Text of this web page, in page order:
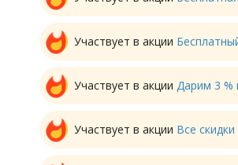
Участвует в акции
Участвует в акции Дарим 3 %
Участвует в акции Все